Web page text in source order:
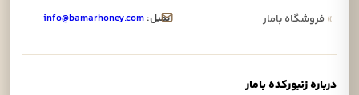
»فروشگاه بامار
ایمیل: info@bamarhoney.com
درباره زنبورکده بامار